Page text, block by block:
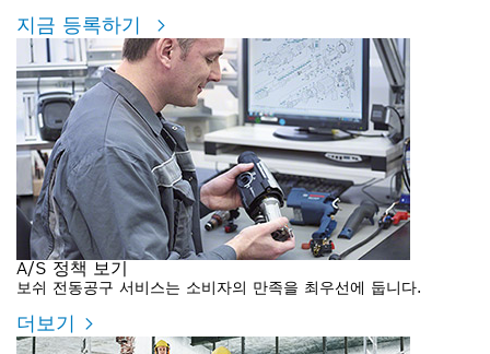
지금 등록하기
A/S 정책 보기
보쉬 전동공구 서비스는 소비자의 만족을 최우선에 둡니다.
더보기